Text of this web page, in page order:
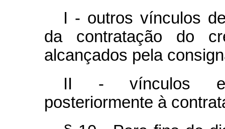
I - outros vínculos
da contratação do
alcançados pela
II - vínculos
posteriormente à